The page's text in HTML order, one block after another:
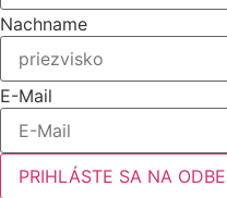
Nachname
E-Mail
PRIHLÁSTE SA NA